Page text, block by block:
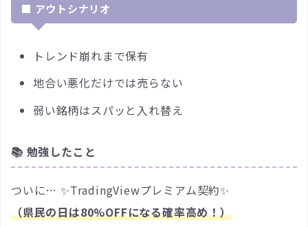
■ アウトシナリオ
トレンド崩れまで保有
地合い悪化だけでは売らない
弱い銘柄はスパッと入れ替え
📚 勉強したこと
ついに… ✨TradingViewプレミアム契約✨
（県民の日は80%OFFになる確率高め！）